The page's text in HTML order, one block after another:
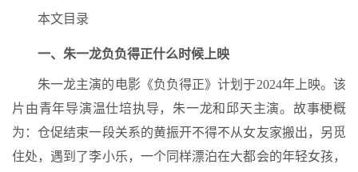
本文目录
一、朱一龙负负得正什么时候上映
朱一龙主演的电影《负负得正》计划于2024年上映。该
片由青年导演温仕培执导，朱一龙和邱天主演。故事梗概
为：仓促结束一段关系的黄振开不得不从女友家搬出，另觅
住处，遇到了李小乐，一个同样漂泊在大都会的年轻女孩，